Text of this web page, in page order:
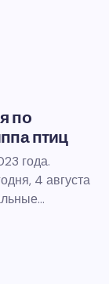
по
птиц
года.
4 августа